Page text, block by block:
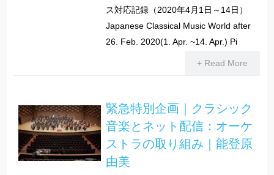
ス対応記録（2020年4月1日～14日）
Japanese Classical Music World after
26. Feb. 2020(1. Apr. ~14. Apr.) Pi
+ Read More
緊急特別企画｜クラシック
音楽とネット配信：オーケ
ストラの取り組み｜能登原
由美